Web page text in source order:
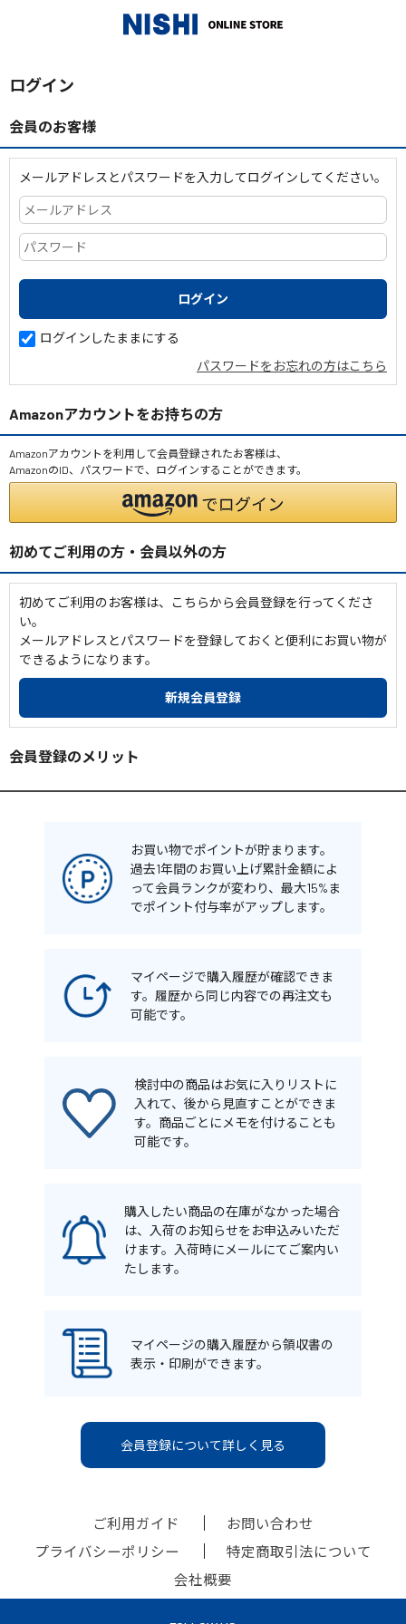
ログイン
会員のお客様
メールアドレスとパスワードを入力してログインしてください。
ログインしたままにする
パスワードをお忘れの方はこちら
Amazonアカウントをお持ちの方
Amazonアカウントを利用して会員登録されたお客様は、
AmazonのID、パスワードで、ログインすることができます。
初めてご利用の方・会員以外の方
初めてご利用のお客様は、こちらから会員登録を行ってくださ
い。
メールアドレスとパスワードを登録しておくと便利にお買い物が
できるようになります。
会員登録のメリット
お買い物でポイントが貯まります。
過去1年間のお買い上げ累計金額によ
って会員ランクが変わり、最大15%ま
でポイント付与率がアップします。
マイページで購入履歴が確認できま
す。履歴から同じ内容での再注文も
可能です。
検討中の商品はお気に入りリストに
入れて、後から見直すことができま
す。商品ごとにメモを付けることも
可能です。
購入したい商品の在庫がなかった場合
は、入荷のお知らせをお申込みいただ
けます。入荷時にメールにてご案内い
たします。
マイページの購入履歴から領収書の
表示・印刷ができます。
会員登録について詳しく見る
ご利用ガイド
お問い合わせ
プライバシーポリシー
特定商取引法について
会社概要